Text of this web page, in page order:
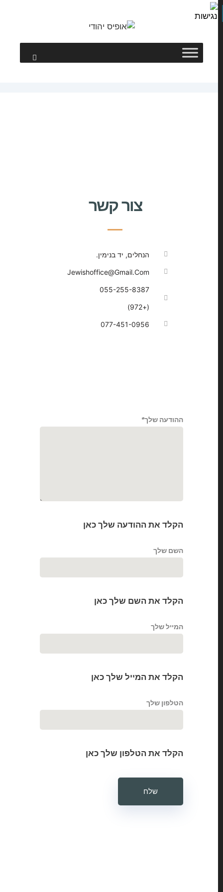
צור קשר
הנחלים, יד בנימין.
Jewishoffice@gmail.com
055-255-8387
(+972)
077-451-0956
ההודעה שלך*
הקלד את ההודעה שלך כאן
השם שלך
הקלד את השם שלך כאן
המייל שלך
הקלד את המייל שלך כאן
הטלפון שלך
הקלד את הטלפון שלך כאן